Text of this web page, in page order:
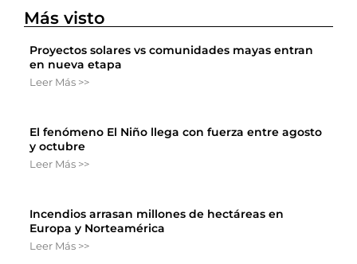
Más visto
Proyectos solares vs comunidades mayas entran
en nueva etapa
Leer Más >>
El fenómeno El Niño llega con fuerza entre agosto
y octubre
Leer Más >>
Incendios arrasan millones de hectáreas en
Europa y Norteamérica
Leer Más >>